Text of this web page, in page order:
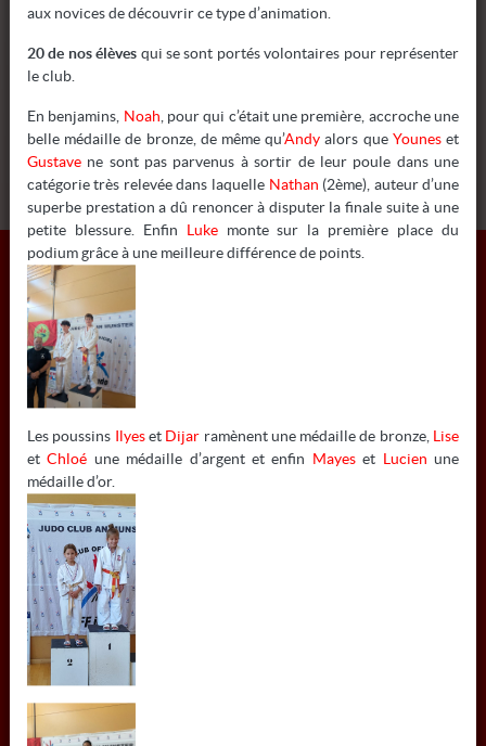
Horbourg-Wihr
68000 Colmar
INFORMATIONS
COLMAR JUDO
6 RUE MATHIAS GRUNEWALD - 68000 COLMAR
Tél: 03 67 10 07 55
Mail:colmarjudo@gmail.com
À NE PAS MANQUER
Actualités
Les cours
Les acteurs
aux novices de découvrir ce type d’animation.
20 de nos élèves qui se sont portés volontaires pour représenter
le club.
En benjamins, Noah , pour qui c’était une première, accroche une
belle médaille de bronze, de même qu’Andy alors que Youneset
Gustave ne sont pas parvenus à sortir de leur poule dans une
catégorie très relevée dans laquelle Nathan (2ème), auteur d’une
superbe prestation a dû renoncer à disputer la finale suite à une
petite blessure. Enfin Luke monte sur la première place du
podium grâce à une meilleure différence de points.
Les poussins Ilyeset Dijar ramènent une médaille de bronze, Lise
etChloé une médaille d’argent et enfin Mayeset Lucienune
médaille d’or.